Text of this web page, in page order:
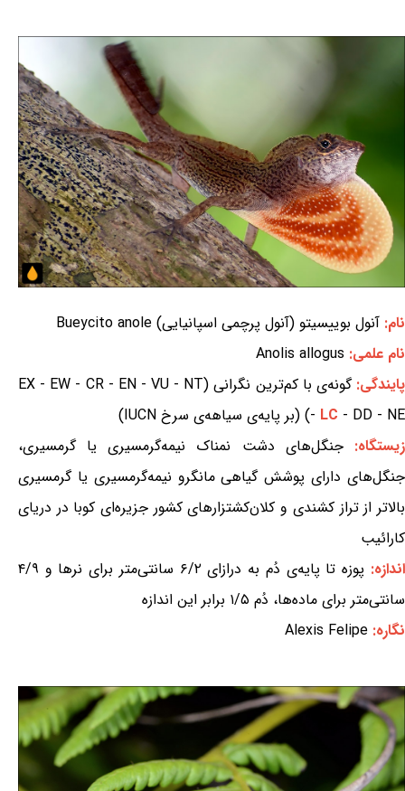
نام: آنول بوییسیتو (آنول پرچمی اسپانیایی) Bueycito anole
نام علمی: Anolis allogus
پایندگی:
گونه‌ی با کم‌ترین نگرانی (EX - EW - CR - EN - VU - NT
- LC - DD - NE) (بر پایه‌ی سیاهه‌ی سرخ IUCN)
زیستگاه:جنگل‌های دشت نمناک نیمه‌گرمسیری یا گرمسیری،
جنگل‌های دارای پوشش گیاهی مانگرو نیمه‌گرمسیری یا گرمسیری
بالاتر از تراز کشندی و کلان‌کشتزارهای کشور جزیره‌ای کوبا در دریای
کارائیب
اندازه:
پوزه تا پایه‌ی دُم به درازای ۶/۲ سانتی‌متر برای نرها و ۴/۹
سانتی‌متر برای ماده‌ها، دُم ۱/۵ برابر این اندازه
نگاره: Alexis Felipe